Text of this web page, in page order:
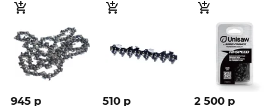
945 p 510 p 2 500 p